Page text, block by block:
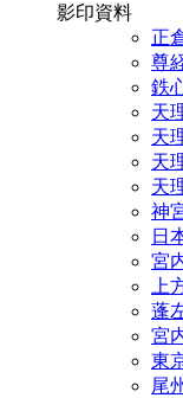
影印資料
正
尊
鉄
天
天
天
天
神
日
宮
上
蓬
宮
東
尾